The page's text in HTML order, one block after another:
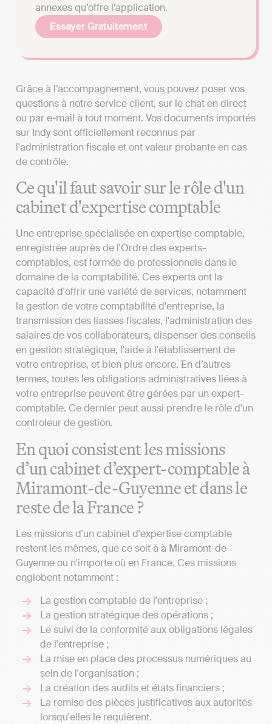
annexes qu’offre l’application.
Essayer Gratuitement
Grâce à l’accompagnement, vous pouvez poser vos
questions à notre service client, sur le chat en direct
ou par e-mail à tout moment. Vos documents importés
sur Indy sont officiellement reconnus par
l'administration fiscale et ont valeur probante en cas
de contrôle.
Ce qu'il faut savoir sur le rôle d'un
cabinet d'expertise comptable
Une entreprise spécialisée en expertise comptable,
enregistrée auprès de l'Ordre des experts-
comptables, est formée de professionnels dans le
domaine de la comptabilité. Ces experts ont la
capacité d'offrir une variété de services, notamment
la gestion de votre comptabilité d'entreprise, la
transmission des liasses fiscales, l'administration des
salaires de vos collaborateurs, dispenser des conseils
en gestion stratégique, l'aide à l'établissement de
votre entreprise, et bien plus encore. En d’autres
termes, toutes les obligations administratives liées à
votre entreprise peuvent être gérées par un expert-
comptable. Ce dernier peut aussi prendre le rôle d'un
controleur de gestion.
En quoi consistent les missions
d’un cabinet d’expert-comptable à
Miramont-de-Guyenne et dans le
reste de la France ?
Les missions d'un cabinet d'expertise comptable
restent les mêmes, que ce soit à à Miramont-de-
Guyenne ou n'importe où en France. Ces missions
englobent notamment :
La gestion comptable de l'entreprise ;
La gestion stratégique des opérations ;
Le suivi de la conformité aux obligations légales
de l'entreprise ;
La mise en place des processus numériques au
sein de l'organisation ;
La création des audits et états financiers ;
La remise des pièces justificatives aux autorités
lorsqu'elles le requièrent.